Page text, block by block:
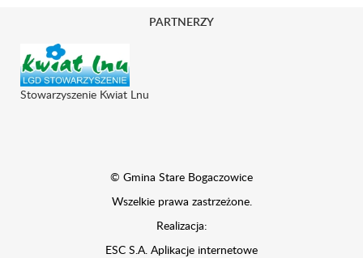
© Gmina Stare Bogaczowice
Wszelkie prawa zastrzeżone.
Realizacja:
ESC S.A. Aplikacje internetowe
PARTNERZY
Stowarzyszenie Kwiat Lnu